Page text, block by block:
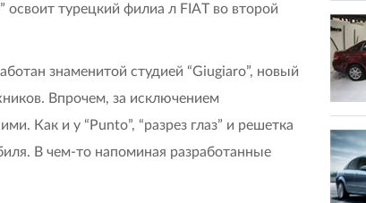
освоит турецкий филиа л FIAT во второй
знаменитой студией “Giugiaro”, новый
Впрочем, за исключением
Как и у “Punto”, “разрез глаз” и решетка
В чем-то напоминая разработанные